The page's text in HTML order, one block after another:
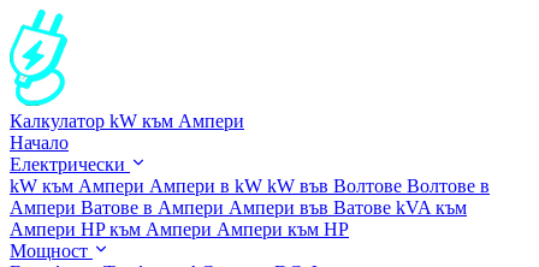
Калкулатор kW към Ампери
Начало
Електрически
kW към Ампери Ампери в kW kW във Волтове Волтове в
Ампери Ватове в Ампери Ампери във Ватове kVA към
Ампери HP към Ампери Ампери към HP
Мощност